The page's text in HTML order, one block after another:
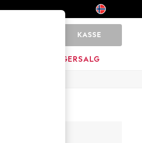
KASSE
LAGERSALG